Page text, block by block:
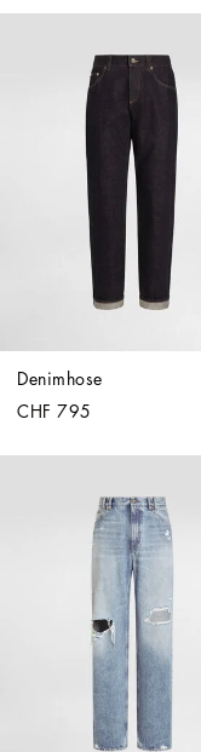
Denimhose
CHF 795